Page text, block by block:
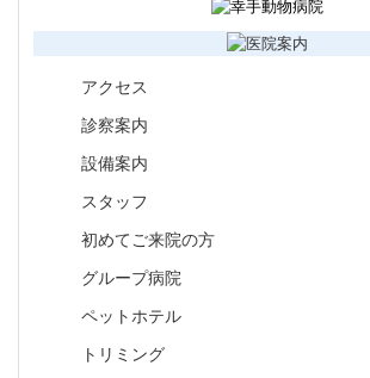
アクセス
診察案内
設備案内
スタッフ
初めてご来院の方
グループ病院
ペットホテル
トリミング